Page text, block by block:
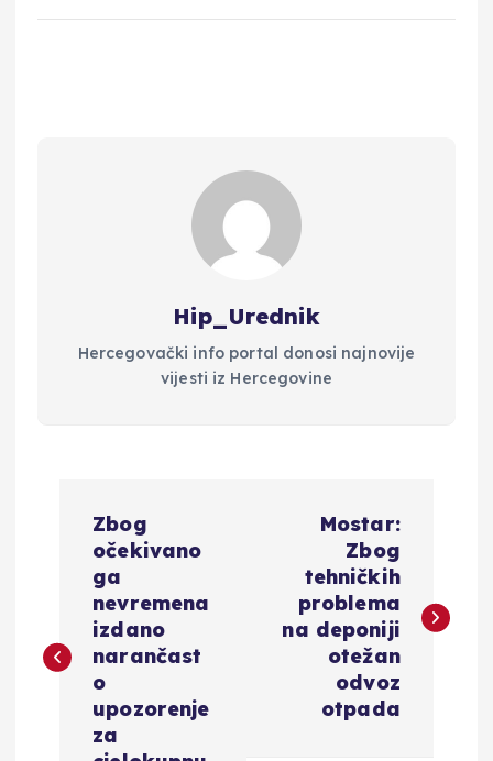
Hip_Urednik
Hercegovački info portal donosi najnovije
vijesti iz Hercegovine
i
Zbog
očekivano
ga
nevremena
izdano
narančast
o
upozorenje
za
Mostar:
Zbog
tehničkih
problema
na deponiji
otežan
odvoz
otpada